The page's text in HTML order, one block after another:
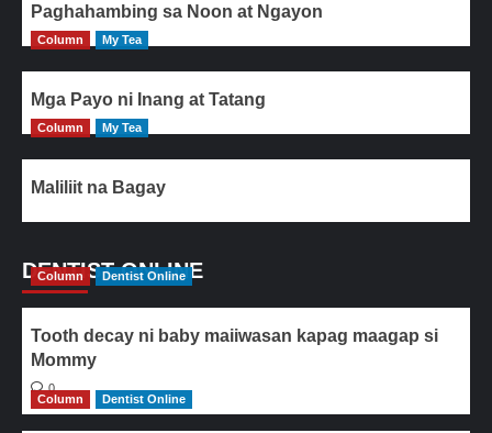
Paghahambing sa Noon at Ngayon
Column My Tea
Mga Payo ni Inang at Tatang
Column My Tea
Maliliit na Bagay
DENTIST ONLINE
Column Dentist Online
Tooth decay ni baby maiiwasan kapag maagap si
Mommy
0
Column
Dentist Online